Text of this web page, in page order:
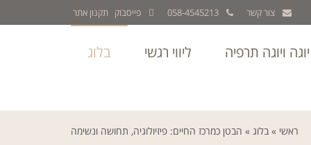
צור קשר 058-4545213 פייסבוק תקנון אתר
יוגה ויוגה תרפיה ליווי רגשי בלוג
ראשי » בלוג » הבטן כמרכז החיים: פיזיולוגיה, תחושה ונשימה